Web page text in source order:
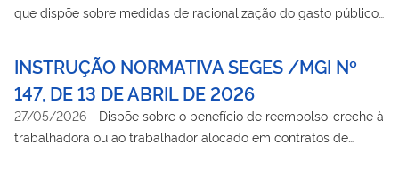
que dispõe sobre medidas de racionalização do gasto público
INSTRUÇÃO NORMATIVA SEGES /MGI Nº
147, DE 13 DE ABRIL DE 2026
27/05/2026 - Dispõe sobre o benefício de reembolso-creche à
trabalhadora ou ao trabalhador alocado em contratos de